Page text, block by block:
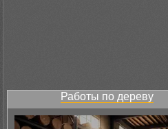
Работы по дереву